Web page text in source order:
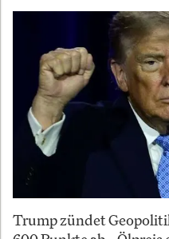
Trump zündet